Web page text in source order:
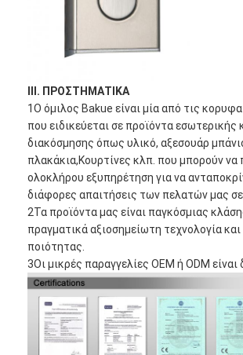
Έξυπνη κλειδαριά πορτών
Κλειδωτήρας πόρτας αποθήκη
Κουμπιά πόρτας κυλίνδρων
Τρυβώδεις κλειδαριές
Έξυπνη κλειδαριά ντουλαπιού
Μεταλλικές συρόμενες κλειδαριές
Έξυπνη βρύση νερού
υγειονομικά εμπορεύματα λουτρών
Πίνακες ντους για μπάνιο
ΙΙΙ. ΠΡΟΣΤΗΜΑΤΙΚΑ
1Ο όμιλος Bakue είναι μία από τις
που ειδικεύεται σε προϊόντα εσωτερικής
διακόσμησης όπως υλικό, αξεσουάρ
πλακάκια,Κουρτίνες κλπ. που μπορούν να
ολοκλήρου εξυπηρέτηση για να
διάφορες απαιτήσεις των πελατών μας
2Τα προϊόντα μας είναι παγκόσμιας
πραγματικά αξιοσημείωτη τεχνολογία
ποιότητας.
3Οι μικρές παραγγελίες OEM ή ODM είναι